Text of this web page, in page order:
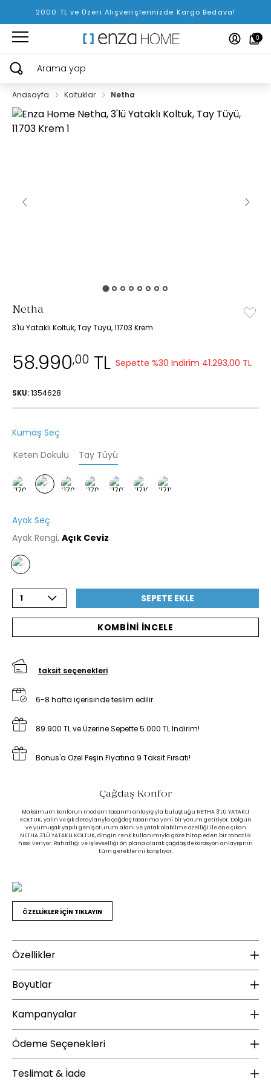
2000 TL ve Üzeri Alışverişlerinizde Kargo Bedava!
0
Arama yap
Anasayfa Koltuklar Netha
Netha
3'lü Yataklı Koltuk, Tay Tüyü, 11703 Krem
58.990,00 TL Sepette %30 İndirim 41.293,00 TL
SKU:1354628
Kumaş Seç
Keten Dokulu
Tay Tüyü
Ayak Seç
Ayak Rengi, Açık Ceviz
1 SEPETE EKLE
KOMBİNİ İNCELE
taksit seçenekleri
6-8 hafta içerisinde teslim edilir.
89.900 TL ve Üzerine Sepette 5.000 TL İndirim!
Bonus'a Özel Peşin Fiyatına 9 Taksit Fırsatı!
Find in Store
Netha
Çağdaş Konfor
Maksimum konforun modern tasarım anlayışıyla buluştuğu NETHA 3'LÜ YATAKLI
KOLTUK, yalın ve şık detaylarıyla çağdaş tasarıma yeni bir yorum getiriyor. Dolgun
ve yumuşak yapılı geniş oturum alanı ve yatak olabilme özelliği ile öne çıkan
NETHA 3'LÜ YATAKLI KOLTUK, dingin renk kullanımıyla göze hitap eden bir rahatlık
hissi veriyor. Rahatlığı ve işlevselliği ön plana alarak çağdaş dekorasyon anlayışının
tüm gereklerini karşılıyor.
ÖZELLİKLER İÇİN TIKLAYIN
Özellikler
Ayak Malzemesi :
Ahşap
Ayak Rengi :
Kırlent(adet) :
5
İskelet Malzeme Bilgisi :
Ayak :
Ahşap
Oturum Konforu :
Boyutlar
Yükseklik (mm) :
Kol Ölçüleri GxY(mm) :
Kampanyalar
YENİ ÜYE KAMPANYASI
Enza Home, 1 Ocak 2025 tarihi sonrası Yeni Üyelere Özel 100 TL İndirim
Ödeme Seçenekleri
Teslimat & İade